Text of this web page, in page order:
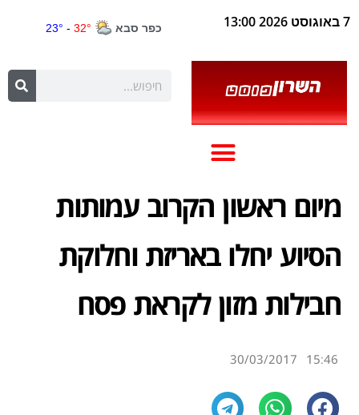
7 באוגוסט 2026 13:00
מיום ראשון הקרוב עמותות
הסיוע יחלו באריזת וחלוקת
חבילות מזון לקראת פסח
15:46
30/03/2017